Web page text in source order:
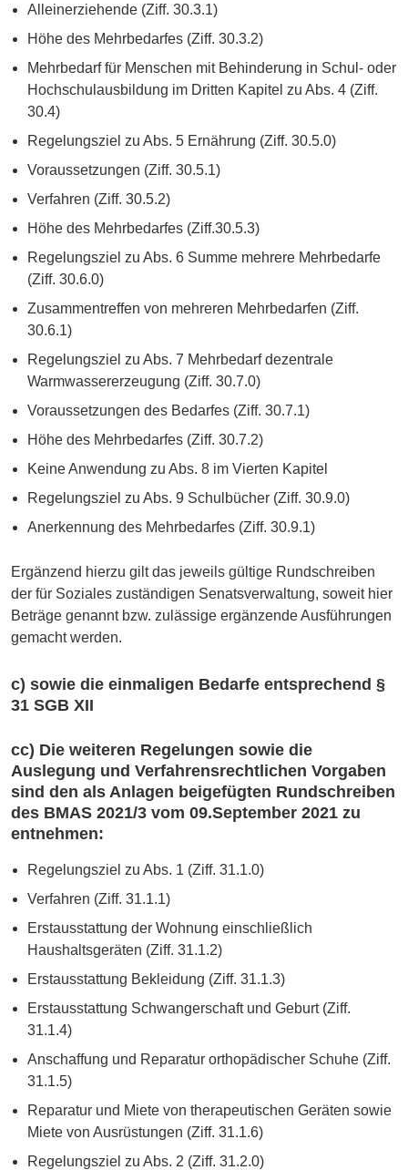
Alleinerziehende (Ziff. 30.3.1)
Höhe des Mehrbedarfes (Ziff. 30.3.2)
Mehrbedarf für Menschen mit Behinderung in Schul- oder
Hochschulausbildung im Dritten Kapitel zu Abs. 4 (Ziff.
30.4)
Regelungsziel zu Abs. 5 Ernährung (Ziff. 30.5.0)
Voraussetzungen (Ziff. 30.5.1)
Verfahren (Ziff. 30.5.2)
Höhe des Mehrbedarfes (Ziff.30.5.3)
Regelungsziel zu Abs. 6 Summe mehrere Mehrbedarfe
(Ziff. 30.6.0)
Zusammentreffen von mehreren Mehrbedarfen (Ziff.
30.6.1)
Regelungsziel zu Abs. 7 Mehrbedarf dezentrale
Warmwassererzeugung (Ziff. 30.7.0)
Voraussetzungen des Bedarfes (Ziff. 30.7.1)
Höhe des Mehrbedarfes (Ziff. 30.7.2)
Keine Anwendung zu Abs. 8 im Vierten Kapitel
Regelungsziel zu Abs. 9 Schulbücher (Ziff. 30.9.0)
Anerkennung des Mehrbedarfes (Ziff. 30.9.1)
Ergänzend hierzu gilt das jeweils gültige Rundschreiben
der für Soziales zuständigen Senatsverwaltung, soweit hier
Beträge genannt bzw. zulässige ergänzende Ausführungen
gemacht werden.
c) sowie die einmaligen Bedarfe entsprechend §
31 SGB XII
cc) Die weiteren Regelungen sowie die
Auslegung und Verfahrensrechtlichen Vorgaben
sind den als Anlagen beigefügten Rundschreiben
des BMAS 2021/3 vom 09.September 2021 zu
entnehmen:
Regelungsziel zu Abs. 1 (Ziff. 31.1.0)
Verfahren (Ziff. 31.1.1)
Erstausstattung der Wohnung einschließlich
Haushaltsgeräten (Ziff. 31.1.2)
Erstausstattung Bekleidung (Ziff. 31.1.3)
Erstausstattung Schwangerschaft und Geburt (Ziff.
31.1.4)
Anschaffung und Reparatur orthopädischer Schuhe (Ziff.
31.1.5)
Reparatur und Miete von therapeutischen Geräten sowie
Miete von Ausrüstungen (Ziff. 31.1.6)
Regelungsziel zu Abs. 2 (Ziff. 31.2.0)